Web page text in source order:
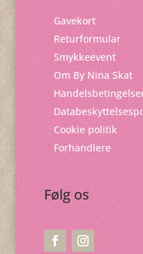
Gavekort
Returformular
Smykkeevent
Om By Nina Skat
Cookie politik
Forhandlere
Følg os